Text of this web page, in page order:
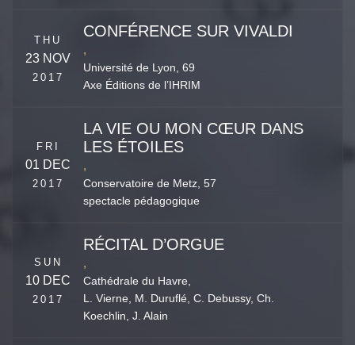
THU
23 NOV
2017
CONFÉRENCE SUR VIVALDI
,
Université de Lyon,69
Axe Éditions de l’IHRIM
FRI
01 DEC
2017
LA VIE OU MON CŒUR DANS
LES ÉTOILES
,
Conservatoire de Metz,57
spectacle pédagogique
SUN
10 DEC
2017
RÉCITAL D’ORGUE
,
Cathédrale du Havre,
L. Vierne, M. Duruflé, C. Debussy, Ch.
Koechlin, J. Alain